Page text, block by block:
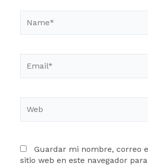
Guardar mi nombre, correo
sitio web en este navegador